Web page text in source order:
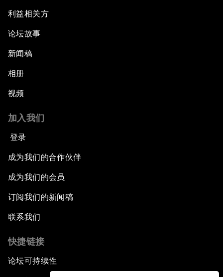
利益相关方
论坛故事
新闻稿
相册
视频
加入我们
登录
成为我们的合作伙伴
成为我们的会员
订阅我们的新闻稿
联系我们
快捷链接
论坛可持续性